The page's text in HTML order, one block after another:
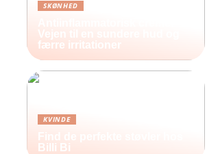
SKØNHED
Vejen til en sundere hud og
færre irritationer
KVINDE
Find de perfekte støvler hos
Billi Bi